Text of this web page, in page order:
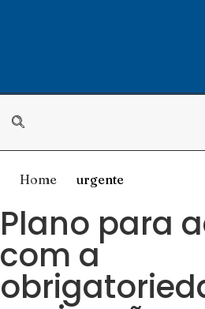
Home urgente
Plano para
com a